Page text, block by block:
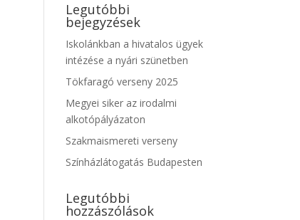
Legutóbbi
bejegyzések
Iskolánkban a hivatalos ügyek
intézése a nyári szünetben
Tökfaragó verseny 2025
Megyei siker az irodalmi
alkotópályázaton
Szakmaismereti verseny
Színházlátogatás Budapesten
Legutóbbi
hozzászólások